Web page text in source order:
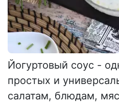
Йогуртовый соус -
простых и
салатам, блюдам,